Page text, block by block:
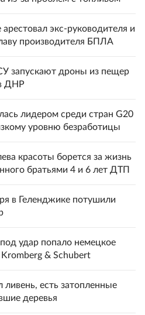
экс-руководителя и
производителя БПЛА
запускают дроны из пещер
ДНР
лидером среди стран G20
уровню безработицы
красоты борется за жизнь
братьями 4 и 6 лет ДТП
в Геленджике потушили
удар попало немецкое
& Schubert
ливень, есть затопленные
деревья